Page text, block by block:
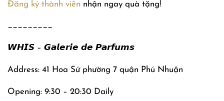
Đăng ký thành viên nhận ngay quà tặng!
_________
𝙒𝙃𝙄𝙎 – 𝙂𝙖𝙡𝙚𝙧𝙞𝙚 𝙙𝙚 𝙋𝙖𝙧𝙛𝙪𝙢𝙨
Address: 41 Hoa Sứ phường 7 quận Phú Nhuận
Opening: 9:30 – 20:30 Daily